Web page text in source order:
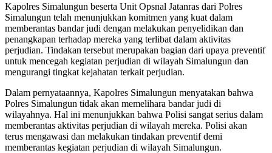
Kapolres Simalungun beserta Unit Opsnal Jatanras dari Polres
Simalungun telah menunjukkan komitmen yang kuat dalam
memberantas bandar judi dengan melakukan penyelidikan dan
penangkapan terhadap mereka yang terlibat dalam aktivitas
perjudian. Tindakan tersebut merupakan bagian dari upaya preventif
untuk mencegah kegiatan perjudian di wilayah Simalungun dan
mengurangi tingkat kejahatan terkait perjudian.
Dalam pernyataannya, Kapolres Simalungun menyatakan bahwa
Polres Simalungun tidak akan memelihara bandar judi di
wilayahnya. Hal ini menunjukkan bahwa Polisi sangat serius dalam
memberantas aktivitas perjudian di wilayah mereka. Polisi akan
terus mengawasi dan melakukan tindakan preventif demi
memberantas kegiatan perjudian di wilayah Simalungun.